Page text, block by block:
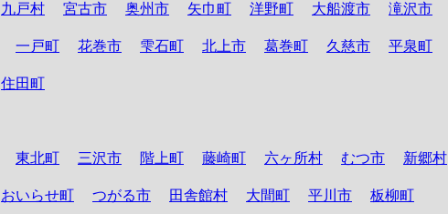
九戸村 宮古市 奥州市 矢巾町 洋野町 大船渡市 滝沢市
一戸町 花巻市 雫石町 北上市 葛巻町 久慈市 平泉町
住田町
東北町 三沢市 階上町 藤崎町 六ヶ所村 むつ市 新郷村
おいらせ町 つがる市 田舎館村 大間町 平川市 板柳町